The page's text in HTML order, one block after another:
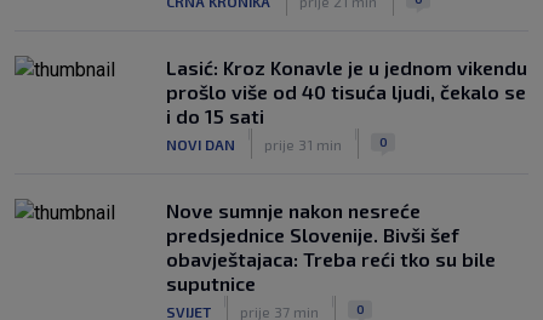
Lasić: Kroz Konavle je u jednom vikendu
prošlo više od 40 tisuća ljudi, čekalo se
i do 15 sati
NOVI DAN prije 31 min 0
Nove sumnje nakon nesreće
predsjednice Slovenije. Bivši šef
obavještajaca: Treba reći tko su bile
suputnice
SVIJET prije 37 min 0